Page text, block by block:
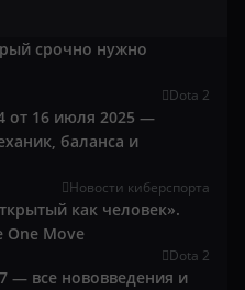
срочно нужно
Dota 2
от 16 июля 2025 —
баланса и
Новости киберспорта
как человек».
One Move
Dota 2
— все нововведения и